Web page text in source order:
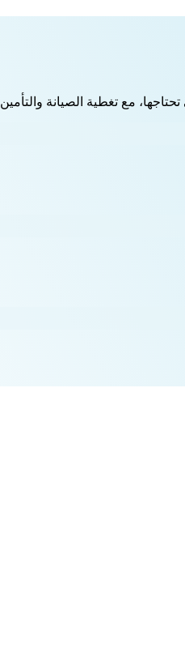
مع تغطية الصيانة والتأمين